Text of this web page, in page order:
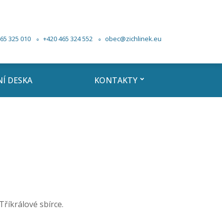
325 010 +420 465 324 552 obec@zichlinek.eu
DESKA KONTAKTY
sbírce.